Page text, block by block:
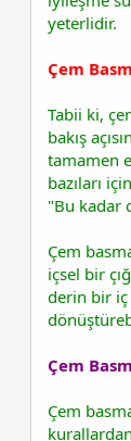
yeterlidir.
Çem
Tabii ki,
bakış
tamamen
bazıları
"Bu kadar
Çem
içsel bir
derin bir iç
Çem
Çem